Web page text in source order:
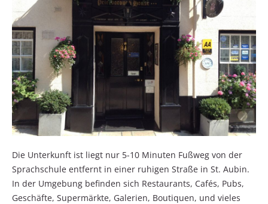
Die Unterkunft ist liegt nur 5-10 Minuten Fußweg von der
Sprachschule entfernt in einer ruhigen Straße in St. Aubin.
In der Umgebung befinden sich Restaurants, Cafés, Pubs,
Geschäfte, Supermärkte, Galerien, Boutiquen, und vieles